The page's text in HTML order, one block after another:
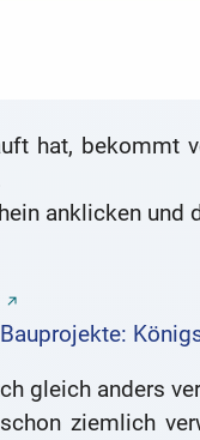
hat, bekommt
anklicken und
gleich anders
ziemlich